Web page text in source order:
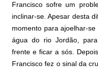
Francisco sofre um
inclinar-se. Apesar desta
momento para ajoelhar-
água do rio Jordão,
frente e ficar a sós.
Francisco fez o sinal da